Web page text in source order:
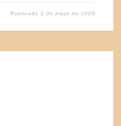
Publicada2 de mayo de 2020